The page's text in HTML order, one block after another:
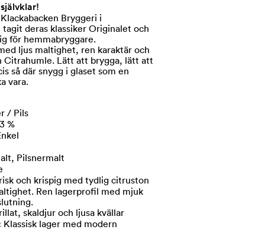
Bryggeri i
deras klassiker Originalet och
för hemmabryggare.
ljus maltighet, ren karaktär och
Citrahumle. Lätt att brygga, lätt att
så där snygg i glaset som en
vara.
/ Pils
%
Pilsnermalt
och krispig med tydlig citruston
Ren lagerprofil med mjuk
skaldjur och ljusa kvällar
Klassisk lager med modern